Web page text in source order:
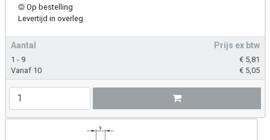
Op bestelling
Levertijd in overleg
Aantal Prijs ex btw
1 - 9 € 5,81
Vanaf 10
€ 5,05